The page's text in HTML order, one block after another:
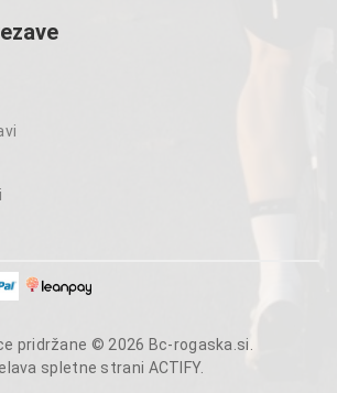
pridržane © 2026 Bc-rogaska.si.
spletne strani ACTIFY.